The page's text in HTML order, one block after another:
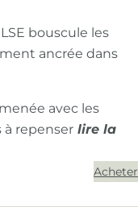
bouscule les
ancrée dans
avec les
à repenser
Acheter